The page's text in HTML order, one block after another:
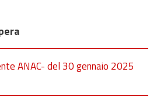
ANAC- del 30 gennaio 2025